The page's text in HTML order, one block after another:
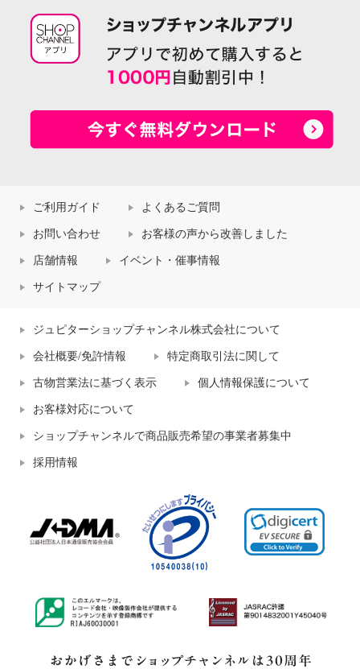
ご利用ガイド よくあるご質問
お問い合わせ お客様の声から改善しました
店舗情報 イベント・催事情報
サイトマップ
ジュピターショップチャンネル株式会社について
会社概要/免許情報 特定商取引法に関して
古物営業法に基づく表示 個人情報保護について
お客様対応について
ショップチャンネルで商品販売希望の事業者募集中
採用情報